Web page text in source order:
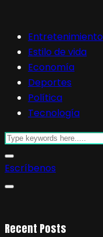
Entretenimiento
Estilo de vida
Economía
Deportes
Política
Tecnología
Escríbenos
Recent Posts